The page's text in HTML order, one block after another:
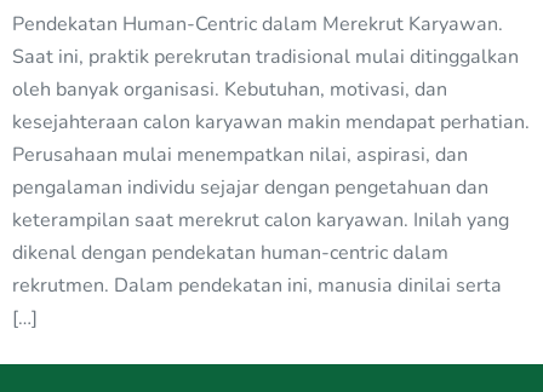
Pendekatan Human-Centric dalam Merekrut Karyawan.
Saat ini, praktik perekrutan tradisional mulai ditinggalkan
oleh banyak organisasi. Kebutuhan, motivasi, dan
kesejahteraan calon karyawan makin mendapat perhatian.
Perusahaan mulai menempatkan nilai, aspirasi, dan
pengalaman individu sejajar dengan pengetahuan dan
keterampilan saat merekrut calon karyawan. Inilah yang
dikenal dengan pendekatan human-centric dalam
rekrutmen. Dalam pendekatan ini, manusia dinilai serta
[…]